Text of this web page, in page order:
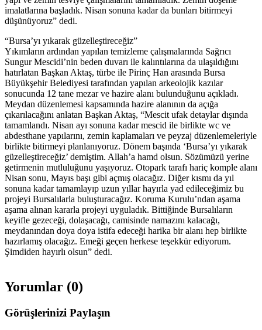
imalatlarına başladık. Nisan sonuna kadar da bunları bitirmeyi
düşünüyoruz” dedi.
“Bursa’yı yıkarak güzelleştireceğiz”
Yıkımların ardından yapılan temizleme çalışmalarında Sağrıcı
Sungur Mescidi’nin beden duvarı ile kalıntılarına da ulaşıldığını
hatırlatan Başkan Aktaş, türbe ile Pirinç Han arasında Bursa
Büyükşehir Belediyesi tarafından yapılan arkeolojik kazılar
sonucunda 12 tane mezar ve hazire alanı bulunduğunu açıkladı.
Meydan düzenlemesi kapsamında hazire alanının da açığa
çıkarılacağını anlatan Başkan Aktaş, “Mescit ufak detaylar dışında
tamamlandı. Nisan ayı sonuna kadar mescid ile birlikte wc ve
abdesthane yapılarını, zemin kaplamaları ve peyzaj düzenlemeleriyle
birlikte bitirmeyi planlanıyoruz. Dönem başında ‘Bursa’yı yıkarak
güzelleştireceğiz’ demiştim. Allah’a hamd olsun. Sözümüzü yerine
getirmenin mutluluğunu yaşıyoruz. Otopark tarafı hariç komple alanı
Nisan sonu, Mayıs başı gibi açmış olacağız. Diğer kısmı da yıl
sonuna kadar tamamlayıp uzun yıllar hayırla yad edileceğimiz bu
projeyi Bursalılarla buluşturacağız. Koruma Kurulu’ndan aşama
aşama alınan kararla projeyi uyguladık. Bittiğinde Bursalıların
keyifle gezeceği, dolaşacağı, camisinde namazını kalacağı,
meydanından doya doya istifa edeceği harika bir alanı hep birlikte
hazırlamış olacağız. Emeği geçen herkese teşekkür ediyorum.
Şimdiden hayırlı olsun” dedi.
Yorumlar (0)
Görüşlerinizi Paylaşın